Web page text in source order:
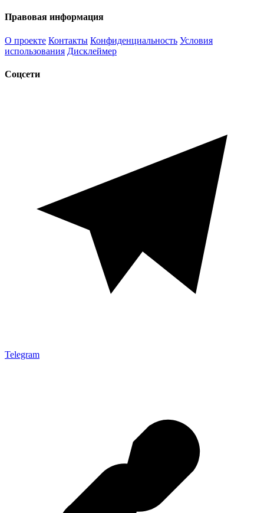
Правовая информация
О проекте Контакты Конфиденциальность Условия
использования Дисклеймер
Соцсети
Telegram